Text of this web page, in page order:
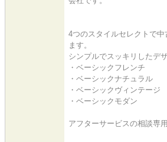
4つのスタイルセレクトで
ます。
シンプルでスッキリしたデ
・ベーシックフレンチ
・ベーシックナチュラル
・ベーシックヴィンテージ
・ベーシックモダン
アフターサービスの相談専